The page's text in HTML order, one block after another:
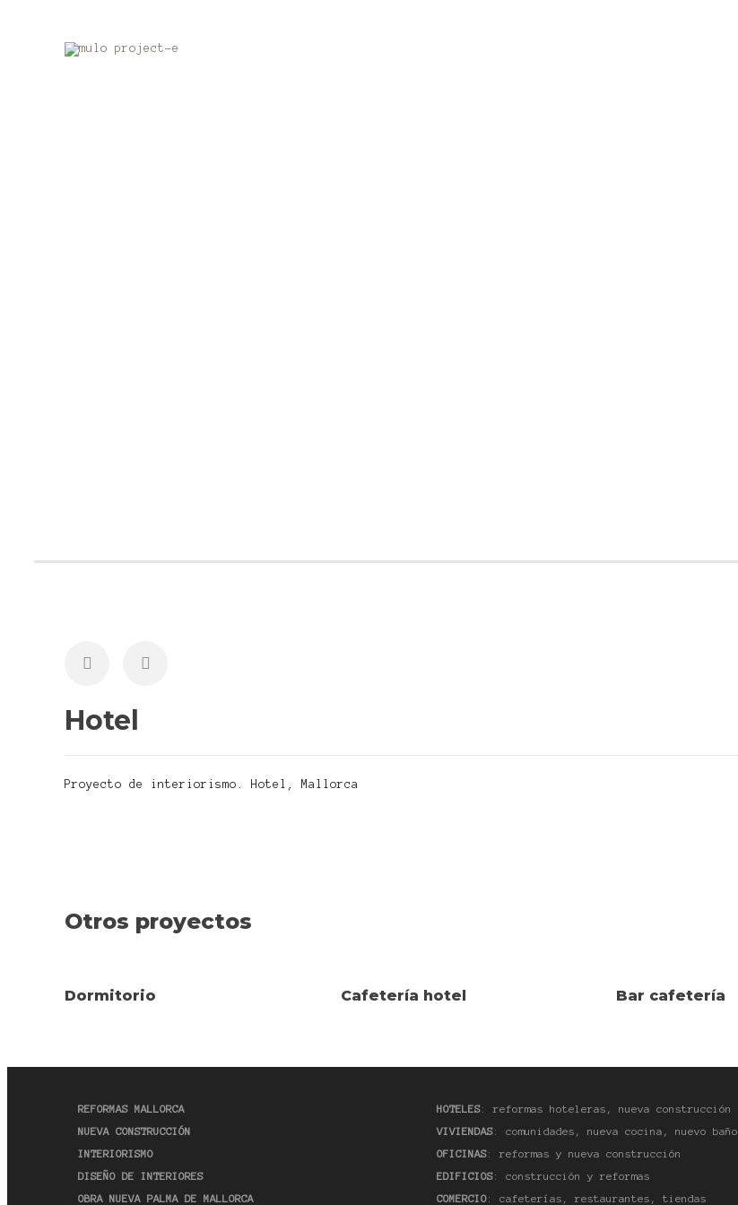
Hotel
Proyecto de interiorismo. Hotel, Mallorca
Otros proyectos
Dormitorio Cafetería hotel Bar cafetería
REFORMAS MALLORCA
NUEVA CONSTRUCCIÓN
INTERIORISMO
DISEÑO DE INTERIORES
OBRA NUEVA PALMA DE MALLORCA
HOTELES: reformas hoteleras, nueva construcción
VIVIENDAS: comunidades, nueva cocina, nuevo baño
OFICINAS: reformas y nueva construcción
EDIFICIOS: construcción y reformas
COMERCIO: cafeterías, restaurantes, tiendas